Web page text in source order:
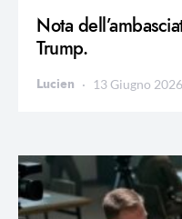
Nota
Trump.
Lucien 13 Giugno 2026